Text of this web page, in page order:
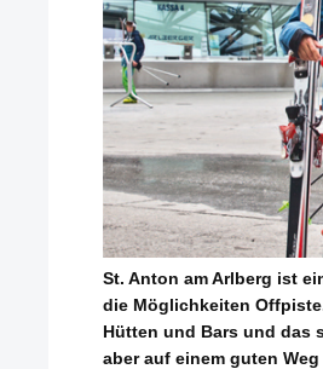
St. Anton am Arlberg ist
die Möglichkeiten
Hütten und Bars und das
aber auf einem guten